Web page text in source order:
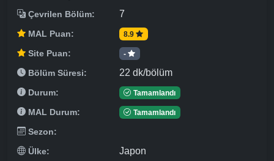
Çevrilen Bölüm: 7
MAL Puan: 8.9
Site Puan: -
Bölüm Süresi: 22 dk/bölüm
Durum: Tamamlandı
MAL Durum: Tamamlandı
Sezon:
Ülke:
Japon